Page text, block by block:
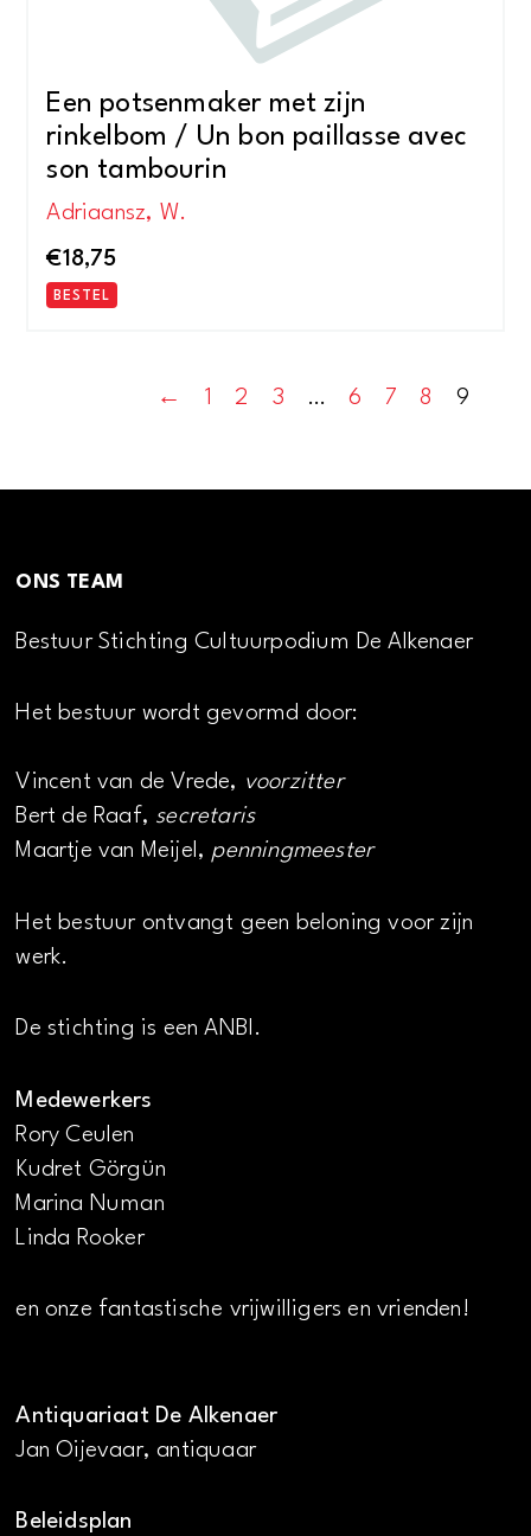
Een potsenmaker met zijn
rinkelbom / Un bon paillasse avec
son tambourin
Adriaansz, W.
€18,75
BESTEL
← 1 2 3 … 6 7 8 9
ONS TEAM
Bestuur Stichting Cultuurpodium De Alkenaer
Het bestuur wordt gevormd door:
Vincent van de Vrede, voorzitter
Bert de Raaf, secretaris
Maartje van Meijel, penningmeester
Het bestuur ontvangt geen beloning voor zijn
werk.
De stichting is een ANBI.
Medewerkers
Rory Ceulen
Kudret Görgün
Marina Numan
Linda Rooker
en onze fantastische vrijwilligers en vrienden!
Antiquariaat De Alkenaer
Jan Oijevaar, antiquaar
Beleidsplan